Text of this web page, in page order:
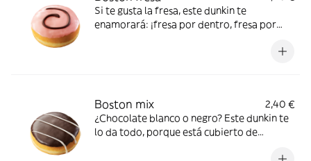
Si te gusta la fresa, este dunkin te
enamorará: ¡fresa por dentro, fresa por
Boston mix
2,40 €
¿Chocolate blanco o negro? Este dunkin te
lo da todo, porque está cubierto de